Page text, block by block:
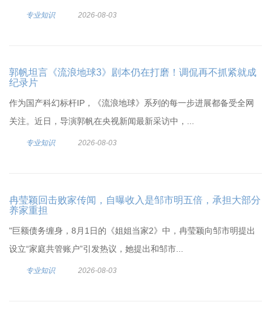
专业知识 2026-08-03
郭帆坦言《流浪地球3》剧本仍在打磨！调侃再不抓紧就成
纪录片
作为国产科幻标杆IP，《流浪地球》系列的每一步进展都备受全网
关注。近日，导演郭帆在央视新闻最新采访中，...
专业知识 2026-08-03
冉莹颖回击败家传闻，自曝收入是邹市明五倍，承担大部分
养家重担
"巨额债务缠身，8月1日的《姐姐当家2》中，冉莹颖向邹市明提出
设立“家庭共管账户”引发热议，她提出和邹市...
专业知识 2026-08-03